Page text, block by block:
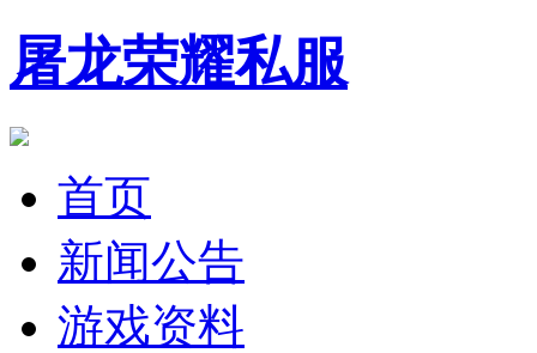
屠龙荣耀私服
首页
新闻公告
游戏资料